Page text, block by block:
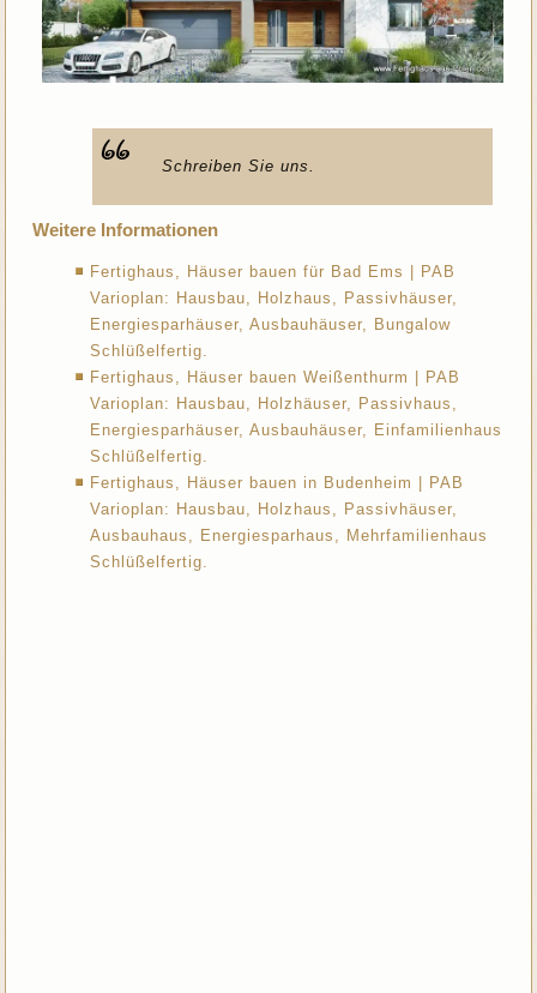
Schreiben Sie uns.
Weitere Informationen
Fertighaus, Häuser bauen für Bad Ems | PAB
Varioplan: Hausbau, Holzhaus, Passivhäuser,
Energiesparhäuser, Ausbauhäuser, Bungalow
Schlüßelfertig.
Fertighaus, Häuser bauen Weißenthurm | PAB
Varioplan: Hausbau, Holzhäuser, Passivhaus,
Energiesparhäuser, Ausbauhäuser, Einfamilienhaus
Schlüßelfertig.
Fertighaus, Häuser bauen in Budenheim | PAB
Varioplan: Hausbau, Holzhaus, Passivhäuser,
Ausbauhaus, Energiesparhaus, Mehrfamilienhaus
Schlüßelfertig.